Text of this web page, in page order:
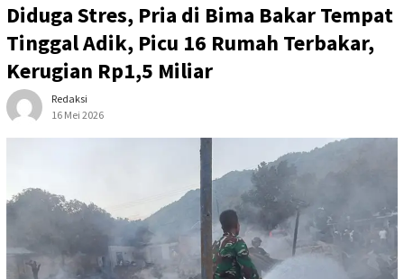
Diduga Stres, Pria di Bima Bakar Tempat
Tinggal Adik, Picu 16 Rumah Terbakar,
Kerugian Rp1,5 Miliar
Redaksi
16 Mei 2026